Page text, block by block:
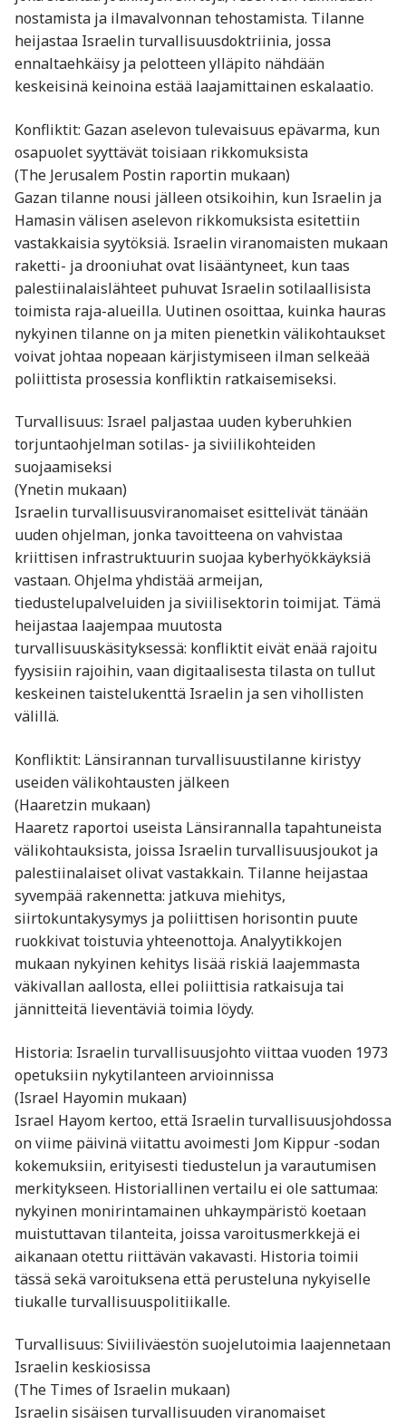
nostamista ja ilmavalvonnan tehostamista. Tilanne
heijastaa Israelin turvallisuusdoktriinia, jossa
ennaltaehkäisy ja pelotteen ylläpito nähdään
keskeisinä keinoina estää laajamittainen eskalaatio.
Konfliktit: Gazan aselevon tulevaisuus epävarma, kun
osapuolet syyttävät toisiaan rikkomuksista
(The Jerusalem Postin raportin mukaan)
Gazan tilanne nousi jälleen otsikoihin, kun Israelin ja
Hamasin välisen aselevon rikkomuksista esitettiin
vastakkaisia syytöksiä. Israelin viranomaisten mukaan
raketti- ja drooniuhat ovat lisääntyneet, kun taas
palestiinalaislähteet puhuvat Israelin sotilaallisista
toimista raja-alueilla. Uutinen osoittaa, kuinka hauras
nykyinen tilanne on ja miten pienetkin välikohtaukset
voivat johtaa nopeaan kärjistymiseen ilman selkeää
poliittista prosessia konfliktin ratkaisemiseksi.
Turvallisuus: Israel paljastaa uuden kyberuhkien
torjuntaohjelman sotilas- ja siviilikohteiden
suojaamiseksi
(Ynetin mukaan)
Israelin turvallisuusviranomaiset esittelivät tänään
uuden ohjelman, jonka tavoitteena on vahvistaa
kriittisen infrastruktuurin suojaa kyberhyökkäyksiä
vastaan. Ohjelma yhdistää armeijan,
tiedustelupalveluiden ja siviilisektorin toimijat. Tämä
heijastaa laajempaa muutosta
turvallisuuskäsityksessä: konfliktit eivät enää rajoitu
fyysisiin rajoihin, vaan digitaalisesta tilasta on tullut
keskeinen taistelukenttä Israelin ja sen vihollisten
välillä.
Konfliktit: Länsirannan turvallisuustilanne kiristyy
useiden välikohtausten jälkeen
(Haaretzin mukaan)
Haaretz raportoi useista Länsirannalla tapahtuneista
välikohtauksista, joissa Israelin turvallisuusjoukot ja
palestiinalaiset olivat vastakkain. Tilanne heijastaa
syvempää rakennetta: jatkuva miehitys,
siirtokuntakysymys ja poliittisen horisontin puute
ruokkivat toistuvia yhteenottoja. Analyytikkojen
mukaan nykyinen kehitys lisää riskiä laajemmasta
väkivallan aallosta, ellei poliittisia ratkaisuja tai
jännitteitä lieventäviä toimia löydy.
Historia: Israelin turvallisuusjohto viittaa vuoden 1973
opetuksiin nykytilanteen arvioinnissa
(Israel Hayomin mukaan)
Israel Hayom kertoo, että Israelin turvallisuusjohdossa
on viime päivinä viitattu avoimesti Jom Kippur -sodan
kokemuksiin, erityisesti tiedustelun ja varautumisen
merkitykseen. Historiallinen vertailu ei ole sattumaa:
nykyinen monirintamainen uhkaympäristö koetaan
muistuttavan tilanteita, joissa varoitusmerkkejä ei
aikanaan otettu riittävän vakavasti. Historia toimii
tässä sekä varoituksena että perusteluna nykyiselle
tiukalle turvallisuuspolitiikalle.
Turvallisuus: Siviiliväestön suojelutoimia laajennetaan
Israelin keskiosissa
(The Times of Israelin mukaan)
Israelin sisäisen turvallisuuden viranomaiset